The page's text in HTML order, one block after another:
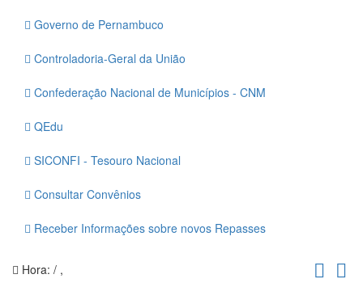
Governo de Pernambuco
Controladoria-Geral da União
Confederação Nacional de Municípios - CNM
QEdu
SICONFI - Tesouro Nacional
Consultar Convênios
Receber Informações sobre novos Repasses
Hora: / ,